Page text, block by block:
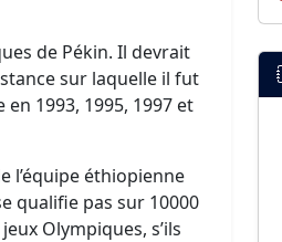
de Pékin. Il devrait
sur laquelle il fut
1993, 1995, 1997 et
l’équipe éthiopienne
qualifie pas sur 10000
Olympiques, s’ils